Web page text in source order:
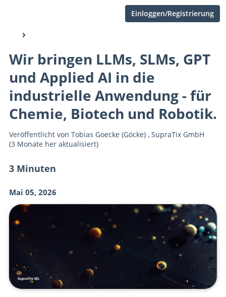
Einloggen/Registrierung
3 Minuten
Mai 05, 2026
Wir bringen LLMs, SLMs, GPT
und Applied AI in die
industrielle Anwendung - für
Chemie, Biotech und Robotik.
Veröffentlicht von Tobias Goecke (Göcke), SupraTix GmbH
(3 Monate her aktualisiert)